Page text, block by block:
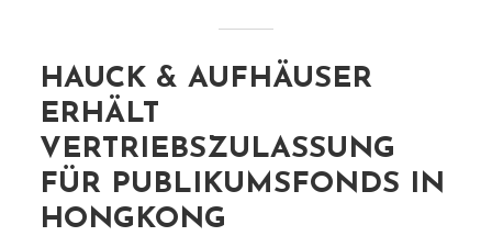
HAUCK & AUFHÄUSER
ERHÄLT
VERTRIEBSZULASSUNG
FÜR PUBLIKUMSFONDS IN
HONGKONG